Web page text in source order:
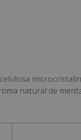
natural de